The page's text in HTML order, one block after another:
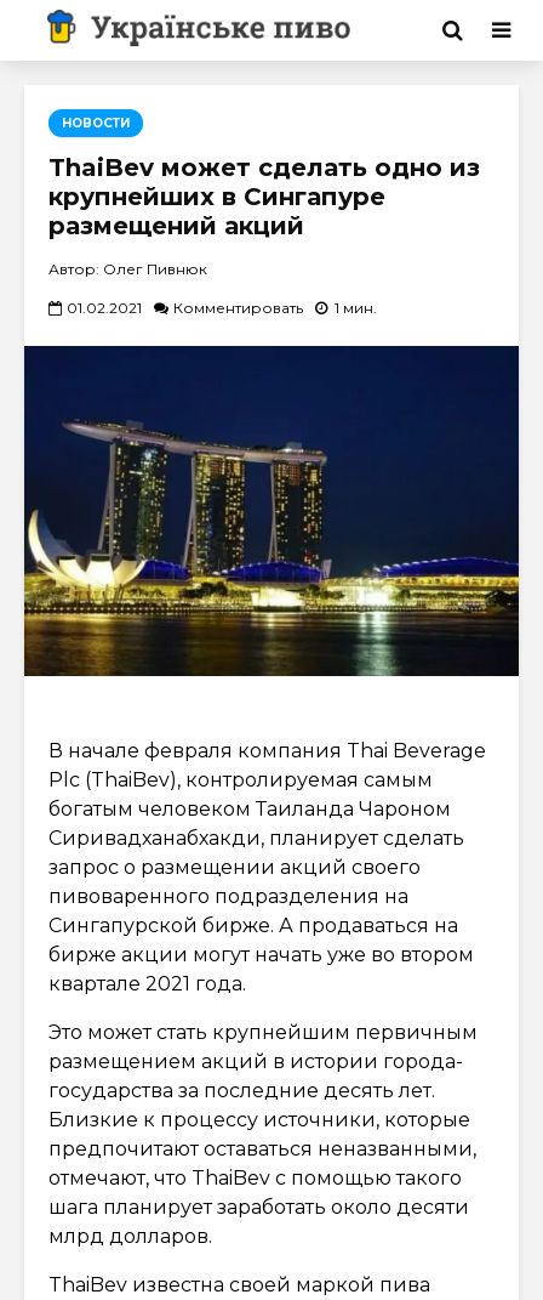
НОВОСТИ
ThaiBev может сделать одно из
крупнейших в Сингапуре
размещений акций
Автор: Олег Пивнюк
01.02.2021 Комментировать 1 мин.
В начале февраля компания Thai Beverage
Plc (ThaiBev), контролируемая самым
богатым человеком Таиланда Чароном
Сиривадханабхакди, планирует сделать
запрос о размещении акций своего
пивоваренного подразделения на
Сингапурской бирже. А продаваться на
бирже акции могут начать уже во втором
квартале 2021 года.
Это может стать крупнейшим первичным
размещением акций в истории города-
государства за последние десять лет.
Близкие к процессу источники, которые
предпочитают оставаться неназванными,
отмечают, что ThaiBev с помощью такого
шага планирует заработать около десяти
млрд долларов.
ThaiBev известна своей маркой пива